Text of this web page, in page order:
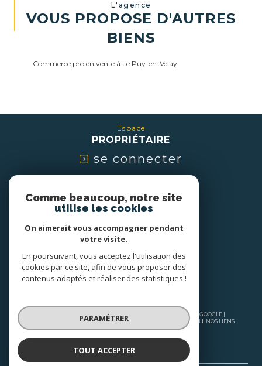
L'agence
VOUS PROPOSE D'AUTRES
BIENS
Commerce pro en vente à Le Puy-en-Velay
Espace
PROPRIÉTAIRE
se connecter
ADHÉRONS
© 2026 | TOUS DROITS RÉSERVÉS | TRADUCTION POWERED BY GOOGLE |
PLAN DU SITE MENTIONS LÉGALES ADMIN
NOS LIENS
POLITIQUE RGPD
COOKIES
Comme beaucoup, notre site
utilise les cookies
On aimerait vous accompagner pendant
votre visite.
En poursuivant, vous acceptez l'utilisation des
cookies par ce site, afin de vous proposer des
contenus adaptés et réaliser des statistiques !
PARAMÉTRER
TOUT ACCEPTER